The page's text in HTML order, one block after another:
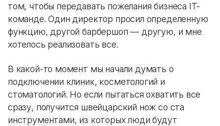
том, чтобы передавать пожелания бизнеса IT-
команде. Один директор просил определенную
функцию, другой барбершоп — другую, и мне
хотелось реализовать все.
В какой-то момент мы начали думать о
подключении клиник, косметологий и
стоматологий. Но если пытаться охватить все
сразу, получится швейцарский нож со ста
инструментами, из которых люди будут